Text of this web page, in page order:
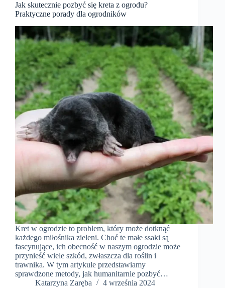
Jak skutecznie pozbyć się kreta z ogrodu?
Praktyczne porady dla ogrodników
Kret w ogrodzie to problem, który może dotknąć
każdego miłośnika zieleni. Choć te małe ssaki są
fascynujące, ich obecność w naszym ogrodzie może
przynieść wiele szkód, zwłaszcza dla roślin i
trawnika. W tym artykule przedstawiamy
sprawdzone metody, jak humanitarnie pozbyć…
Katarzyna Zaręba
4 września 2024